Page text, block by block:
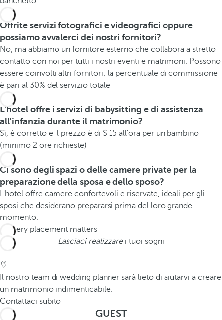
Offrite servizi fotografici e videografici oppure
possiamo avvalerci dei nostri fornitori?
No, ma abbiamo un fornitore esterno che collabora a stretto
contatto con noi per tutti i nostri eventi e matrimoni. Possono
essere coinvolti altri fornitori; la percentuale di commissione
è pari al 30% del servizio totale.
L'hotel offre i servizi di babysitting e di assistenza
all'infanzia durante il matrimonio?
Sì, è corretto e il prezzo è di $ 15 all'ora per un bambino
(minimo 2 ore richieste)
Ci sono degli spazi o delle camere private per la
preparazione della sposa e dello sposo?
L'hotel offre camere confortevoli e riservate, ideali per gli
sposi che desiderano prepararsi prima del loro grande
momento.
Lasciaci realizzarei tuoi sogni
Il nostro team di wedding planner sarà lieto di aiutarvi a creare
un matrimonio indimenticabile.
Contattaci subito
GUEST